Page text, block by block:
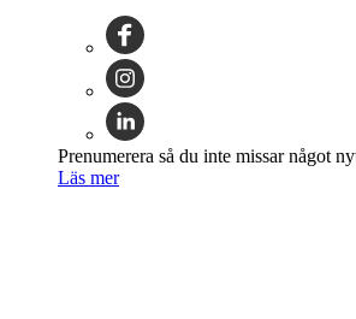
Prenumerera så du inte missar något
Läs mer